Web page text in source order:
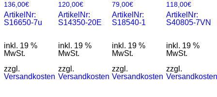
136,00€
ArtikelNr:
S16650-7u
inkl. 19 %
MwSt.
zzgl.
Versandkosten
120,00€
ArtikelNr:
S14350-20E
inkl. 19 %
MwSt.
zzgl.
Versandkosten
79,00€
ArtikelNr:
S18540-1
inkl. 19 %
MwSt.
zzgl.
Versandkosten
118,00€
ArtikelNr:
S40805-7VN
inkl. 19 %
MwSt.
zzgl.
Versandkosten